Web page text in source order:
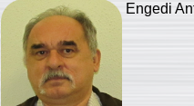
Engedi